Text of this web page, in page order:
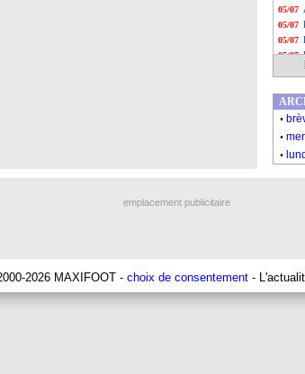
05/07
05/07
05/07
05/07
...
.
.
.
emplacement publicitaire
2026 MAXIFOOT - choix de consentement -